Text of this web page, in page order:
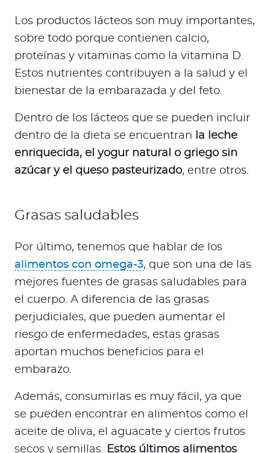
Los productos lácteos son muy importantes,
sobre todo porque contienen calcio,
proteínas y vitaminas como la vitamina D.
Estos nutrientes contribuyen a la salud y el
bienestar de la embarazada y del feto.
Dentro de los lácteos que se pueden incluir
dentro de la dieta se encuentran
la leche
enriquecida, el yogur natural o griego sin
azúcar y el queso pasteurizado, entre otros.
Grasas saludables
Por último, tenemos que hablar de los
alimentos con omega-3, que son una de las
mejores fuentes de grasas saludables para
el cuerpo. A diferencia de las grasas
perjudiciales, que pueden aumentar el
riesgo de enfermedades, estas grasas
aportan muchos beneficios para el
embarazo.
Además, consumirlas es muy fácil, ya que
se pueden encontrar en alimentos como el
aceite de oliva, el aguacate y ciertos frutos
secos y semillas. Estos últimos alimentos